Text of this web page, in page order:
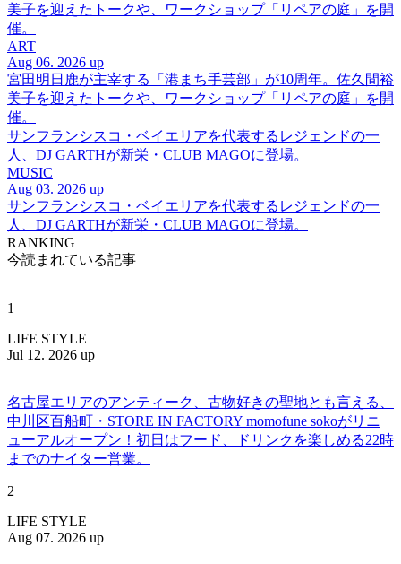
美子を迎えたトークや、ワークショップ「リペアの庭」を開
催。
ART
Aug 06. 2026 up
宮田明日鹿が主宰する「港まち手芸部」が10周年。佐久間裕
美子を迎えたトークや、ワークショップ「リペアの庭」を開
催。
サンフランシスコ・ベイエリアを代表するレジェンドの一
人、DJ GARTHが新栄・CLUB MAGOに登場。
MUSIC
Aug 03. 2026 up
サンフランシスコ・ベイエリアを代表するレジェンドの一
人、DJ GARTHが新栄・CLUB MAGOに登場。
RANKING
今読まれている記事
1
LIFE STYLE
Jul 12. 2026 up
名古屋エリアのアンティーク、古物好きの聖地とも言える、
中川区百船町・STORE IN FACTORY momofune sokoがリニ
ューアルオープン！初日はフード、ドリンクを楽しめる22時
までのナイター営業。
2
LIFE STYLE
Aug 07. 2026 up